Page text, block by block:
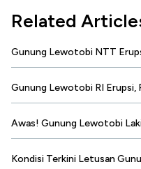
Related
Gunung Lewotobi NTT
Gunung Lewotobi RI Erupsi,
Awas! Gunung Lewotobi
Kondisi Terkini Letusan